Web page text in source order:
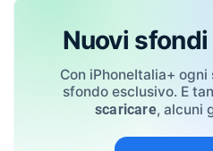
Nuovi
Con iPhoneItalia+
sfondo esclusivo. E
scaricare, alcuni